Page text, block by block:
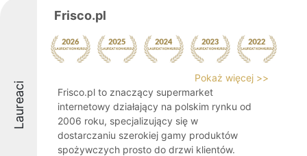
Laureaci
Frisco.pl
Pokaż więcej >>
Frisco.pl to znaczący supermarket
internetowy działający na polskim rynku od
2006 roku, specjalizujący się w
dostarczaniu szerokiej gamy produktów
spożywczych prosto do drzwi klientów.